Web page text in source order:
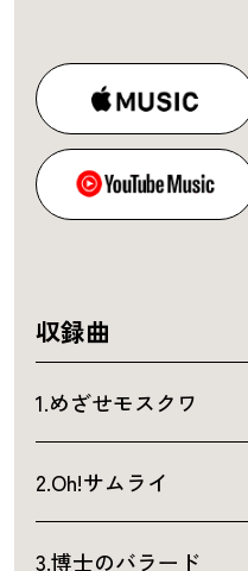
収録曲
1.めざせモスクワ
2.Oh!サムライ
3.博士のバラード